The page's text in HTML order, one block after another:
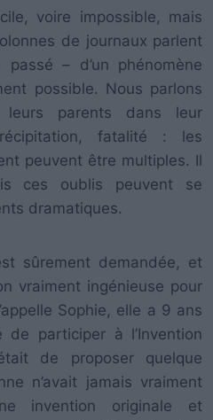
voire impossible, mais
de journaux parlent
– d’un phénomène
possible. Nous parlons
leurs parents dans leur
fatalité : les
peuvent être multiples. Il
ces oublis peuvent se
dramatiques.
sûrement demandée, et
vraiment ingénieuse pour
Sophie, elle a 9 ans
participer à l’Invention
de proposer quelque
n’avait jamais vraiment
invention originale et